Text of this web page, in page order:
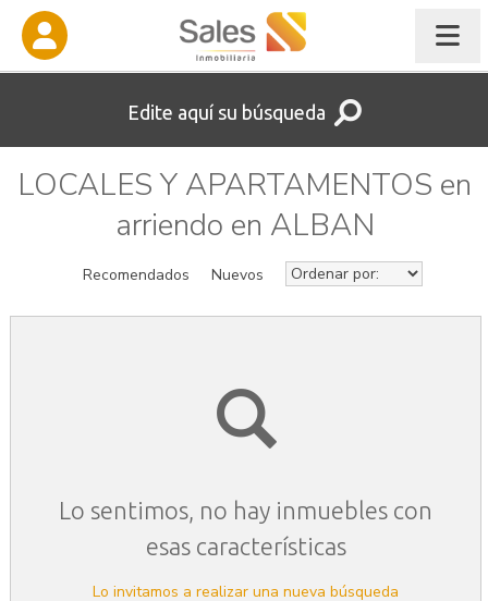
Edite aquí su búsqueda
LOCALES Y APARTAMENTOS en
arriendo en ALBAN
Recomendados Nuevos
Lo sentimos, no hay inmuebles con
esas características
Lo invitamos a realizar una nueva búsqueda